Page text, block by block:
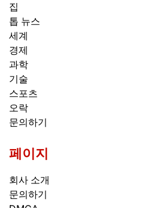
집
톱 뉴스
세계
경제
과학
기술
스포츠
오락
문의하기
페이지
회사 소개
문의하기